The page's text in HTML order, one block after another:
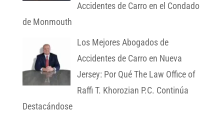
Accidentes de Carro en el Condado
de Monmouth
Los Mejores Abogados de
Accidentes de Carro en Nueva
Jersey: Por Qué The Law Office of
Raffi T. Khorozian P.C. Continúa
Destacándose